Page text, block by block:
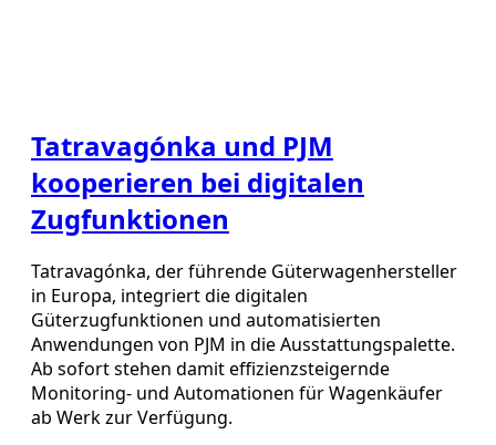
Tatravagónka und PJM
kooperieren bei digitalen
Zugfunktionen
Tatravagónka, der führende Güterwagenhersteller
in Europa, integriert die digitalen
Güterzugfunktionen und automatisierten
Anwendungen von PJM in die Ausstattungspalette.
Ab sofort stehen damit effizienzsteigernde
Monitoring- und Automationen für Wagenkäufer
ab Werk zur Verfügung.